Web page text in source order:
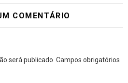
COMENTÁRIO
será publicado. Campos obrigatórios